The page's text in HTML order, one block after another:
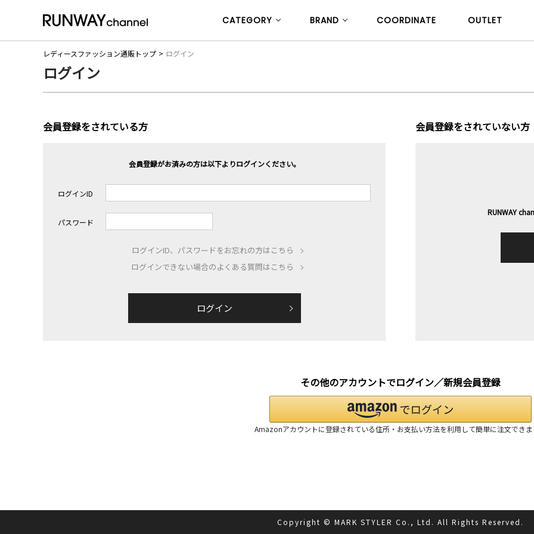
CATEGORY BRAND COORDINATE OUTLET
レディースファッション通販トップ ログイン
ログイン
会員登録をされている方
会員登録がお済みの方は以下よりログインください。
ログインID
パスワード
ログインID、パスワードをお忘れの方はこちら
ログインできない場合のよくある質問はこちら
ログイン
会員登録をされていない方
RUNWAY
その他のアカウントでログイン／新規会員登録
Amazonアカウントに登録されている住所・お支払い方法を利用して簡単に注文できま
Copyright © MARK STYLER Co., Ltd. All Rights Reserved.